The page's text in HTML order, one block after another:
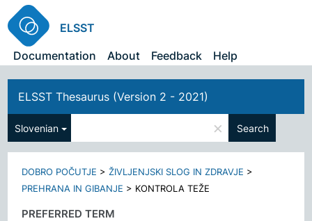
ELSST
Documentation
About Feedback Help
ELSST Thesaurus (Version 2 - 2021)
Slovenian × Search
DOBRO POČUTJE >ŽIVLJENJSKI SLOG IN ZDRAVJE >
PREHRANA IN GIBANJE > KONTROLA TEŽE
PREFERRED TERM